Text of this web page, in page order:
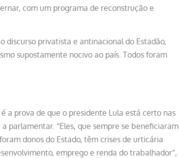
com um programa de reconstrução e
discurso privatista e antinacional do Estadão,
supostamente nocivo ao país. Todos foram
a prova de que o presidente Lula está certo nas
parlamentar. “Eles, que sempre se beneficiaram
donos do Estado, têm crises de urticária
emprego e renda do trabalhador”,